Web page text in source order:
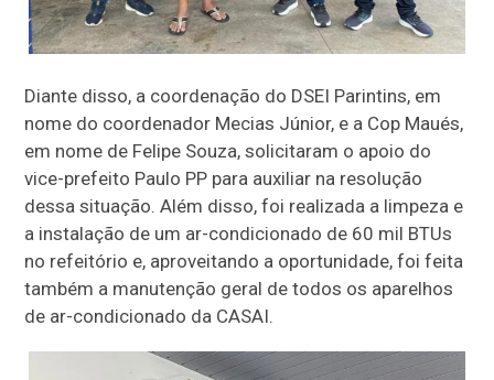
Diante disso, a coordenação do DSEI Parintins, em
nome do coordenador Mecias Júnior, e a Cop Maués,
em nome de Felipe Souza, solicitaram o apoio do
vice-prefeito Paulo PP para auxiliar na resolução
dessa situação. Além disso, foi realizada a limpeza e
a instalação de um ar-condicionado de 60 mil BTUs
no refeitório e, aproveitando a oportunidade, foi feita
também a manutenção geral de todos os aparelhos
de ar-condicionado da CASAI.